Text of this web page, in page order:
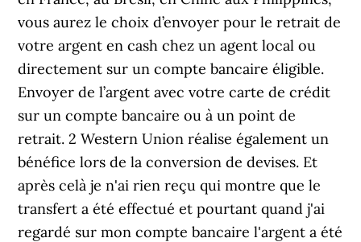
vous aurez le choix d’envoyer pour le retrait de
votre argent en cash chez un agent local ou
directement sur un compte bancaire éligible.
Envoyer de l’argent avec votre carte de crédit
sur un compte bancaire ou à un point de
retrait. 2 Western Union réalise également un
bénéfice lors de la conversion de devises. Et
après celà je n'ai rien reçu qui montre que le
transfert a été effectué et pourtant quand j'ai
regardé sur mon compte bancaire l'argent a été